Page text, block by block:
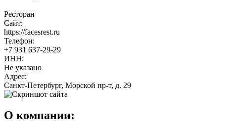
Ресторан
Сайт:
https://facesrest.ru
Телефон:
+7 931 637-29-29
ИНН:
Не указано
Адрес:
Санкт-Петербург, Морской пр-т, д. 29
О компании: